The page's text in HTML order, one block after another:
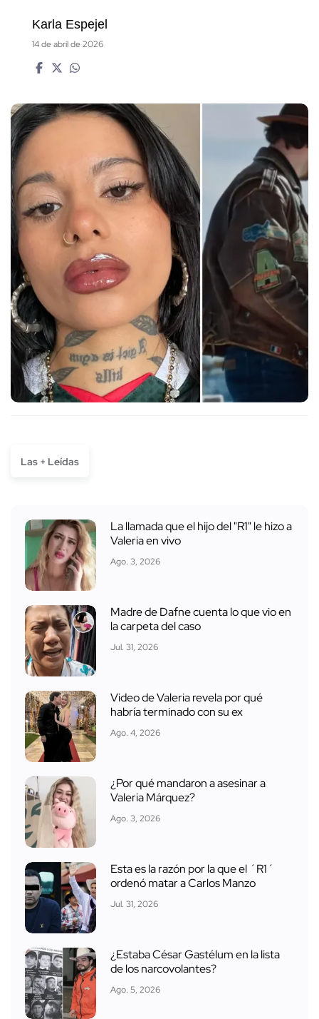
Karla Espejel
14 de abril de 2026
Las + Leídas
La llamada que el hijo del "R1" le hizo a
Valeria en vivo
Ago. 3, 2026
Madre de Dafne cuenta lo que vio en
la carpeta del caso
Jul. 31, 2026
Video de Valeria revela por qué
habría terminado con su ex
Ago. 4, 2026
¿Por qué mandaron a asesinar a
Valeria Márquez?
Ago. 3, 2026
Esta es la razón por la que el ´R1´
ordenó matar a Carlos Manzo
Jul. 31, 2026
¿Estaba César Gastélum en la lista
de los narcovolantes?
Ago. 5, 2026